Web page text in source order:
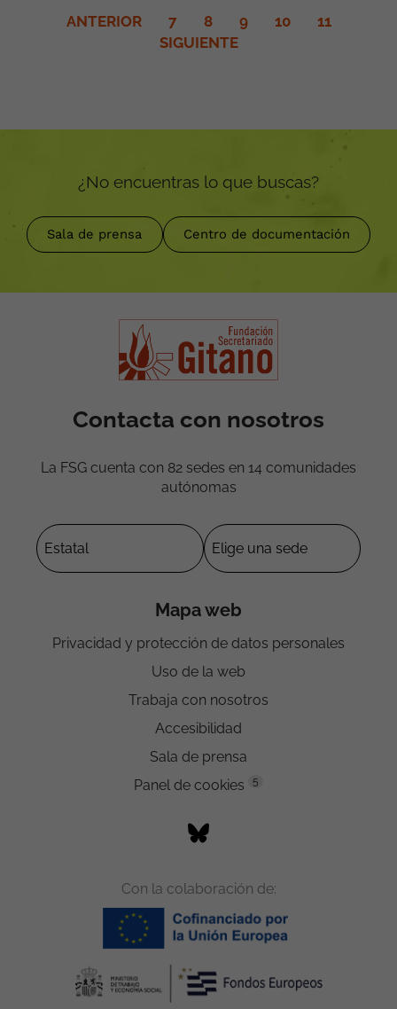
ANTERIOR 7 8 9 10
11
SIGUIENTE
¿No encuentras lo que buscas?
Sala de prensa Centro de documentación
Contacta con nosotros
La FSG cuenta con 82 sedes en 14 comunidades
autónomas
Mapa web
Privacidad y protección de datos personales
Uso de la web
Trabaja con nosotros
Accesibilidad
Sala de prensa
Panel de cookies
5
Con la colaboración de: